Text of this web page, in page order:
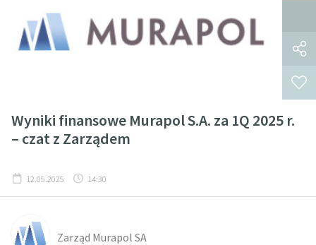
Wyniki finansowe Murapol S.A. za 1Q 2025 r.
– czat z Zarządem
12.05.2025 14:30
Zarząd Murapol SA